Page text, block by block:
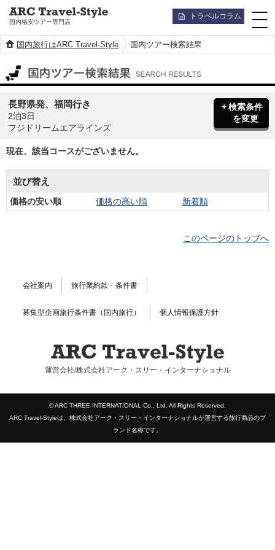
国内格安ツアー専門店
トラベルコラム
国内旅行はARC Travel-Style 国内ツアー検索結果
長野県発、福岡行き
2泊3日
フジドリームエアラインズ
検索条件
を変更
現在、該当コースがございません。
並び替え
価格の安い順 価格の高い順 新着順
このページのトップへ
運営会社/株式会社アーク・スリー・インターナショナル
会社案内 旅行業約款・条件書
募集型企画旅行条件書（国内旅行） 個人情報保護方針
© ARC THREE INTERNATIONAL Co., Ltd. All Rights Reserved.
ARC Travel-Styleは、株式会社アーク・スリー・インターナショナルが運営する旅行商品のブ
ランド名称です。